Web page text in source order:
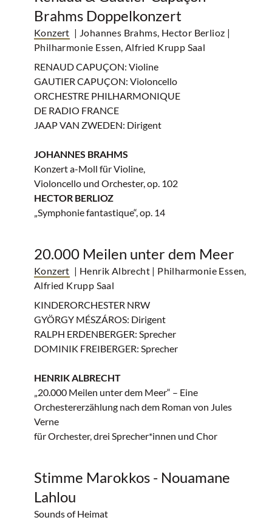
Brahms Doppelkonzert
Konzert | Johannes Brahms, Hector Berlioz |
Philharmonie Essen, Alfried Krupp Saal
RENAUD CAPUÇON: Violine
GAUTIER CAPUÇON: Violoncello
ORCHESTRE PHILHARMONIQUE
DE RADIO FRANCE
JAAP VAN ZWEDEN: Dirigent
JOHANNES BRAHMS
Konzert a-Moll für Violine,
Violoncello und Orchester, op. 102
HECTOR BERLIOZ
„Symphonie fantastique“, op. 14
20.000 Meilen unter dem Meer
Konzert | Henrik Albrecht | Philharmonie Essen,
Alfried Krupp Saal
KINDERORCHESTER NRW
GYÖRGY MÉSZÁROS: Dirigent
RALPH ERDENBERGER: Sprecher
DOMINIK FREIBERGER: Sprecher
HENRIK ALBRECHT
„20.000 Meilen unter dem Meer“ – Eine
Orchestererzählung nach dem Roman von Jules
Verne
für Orchester, drei Sprecher*innen und Chor
Stimme Marokkos - Nouamane
Lahlou
Sounds of Heimat